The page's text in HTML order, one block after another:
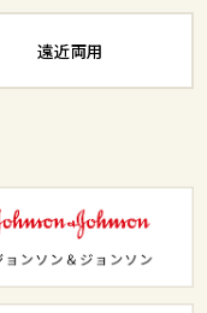
遠近両用